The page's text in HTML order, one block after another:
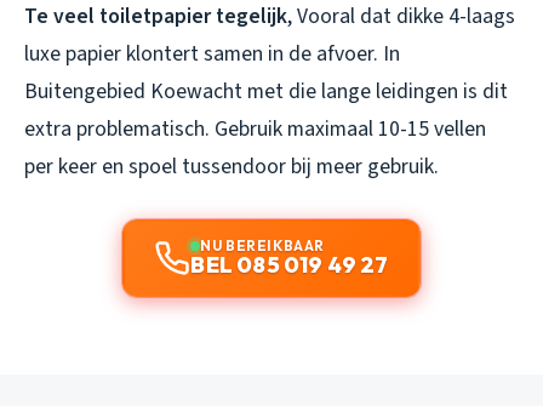
Te veel toiletpapier tegelijk, Vooral dat dikke 4-laags
luxe papier klontert samen in de afvoer. In
Buitengebied Koewacht met die lange leidingen is dit
extra problematisch. Gebruik maximaal 10-15 vellen
per keer en spoel tussendoor bij meer gebruik.
NU BEREIKBAAR
BEL 085 019 49 27